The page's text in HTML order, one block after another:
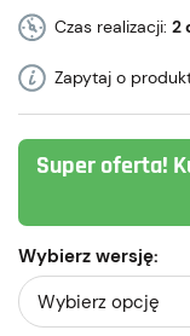
Czas realizacji: 2
Zapytaj o
Super oferta!
Wybierz wersję: